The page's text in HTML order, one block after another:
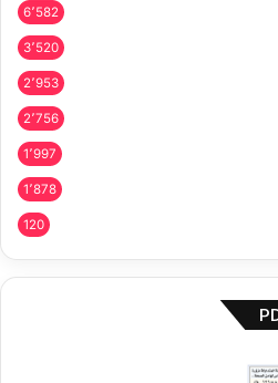
6٬582
3٬520
2٬953
2٬756
1٬997
1٬878
120